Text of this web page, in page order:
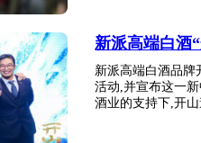
新派高端白酒
新派高端白酒品牌
活动,并宣布这一
酒业的支持下,开